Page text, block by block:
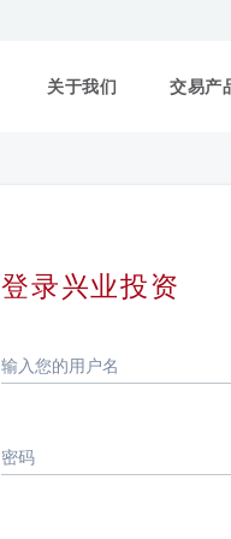
关于我们 交易产
登录兴业投资
输入您的用户名
密码